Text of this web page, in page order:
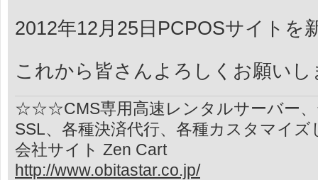
2012年12月25日PCPOSサイトを
これから皆さんよろしくお願い
☆☆☆CMS専用高速レンタルサーバー、
SSL、各種決済代行、各種カスタマイ
会社サイト Zen Cart
http://www.obitastar.co.jp/